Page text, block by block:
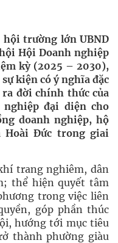
trường lớn UBND
Hội Doanh nghiệp
kỳ (2025 – 2030),
kiện có ý nghĩa đặc
đời chính thức của
đại diện cho
doanh nghiệp, hộ
Hoài Đức trong giai
trang nghiêm, dân
thể hiện quyết tâm
trong việc liên
góp phần thúc
hướng tới mục tiêu
thành phường giàu